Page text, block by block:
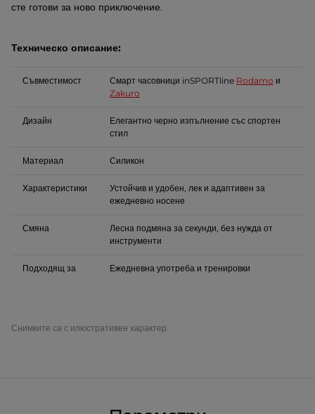
сте готови за ново приключение.
Техническо описание:
Съвместимост Смарт часовници inSPORTline Rodamo и
Zakuro
Дизайн
Елегантно черно изпълнение със спортен
стил
Материал Силикон
Характеристики
Устойчив и удобен, лек и адаптивен за
ежедневно носене
Смяна
Лесна подмяна за секунди, без нужда от
инструменти
Подходящ за Ежедневна употреба и тренировки
Снимките са с илюстративен характер.